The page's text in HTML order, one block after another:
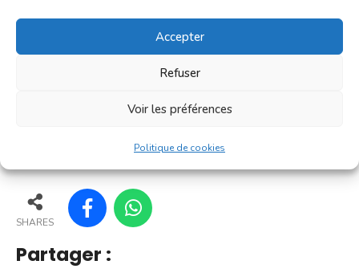
Accepter
Refuser
Voir les préférences
Politique de cookies
marché où l'on trouve l'essentiel pour le petit
155 160
SHARES
Partager :